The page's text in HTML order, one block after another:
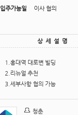
입주가능일
이사 협의
상세설명
1.홍대역 대로변 빌딩
2.리뉴얼 추천
3.세부사항 협의 가능
청춘